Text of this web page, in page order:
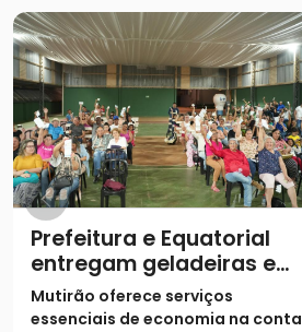
Prefeitura e Equatorial
entregam geladeiras e
prestam serviços à
população
Mutirão oferece serviços
essenciais de economia na conta